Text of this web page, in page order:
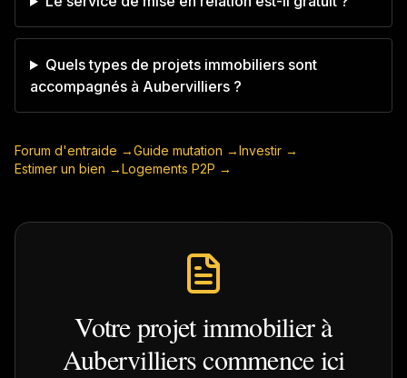
Quels types de projets immobiliers sont
accompagnés à Aubervilliers ?
Forum d'entraide →Guide mutation →Investir →
Estimer un bien →Logements P2P →
Votre projet immobilier à
Aubervillierscommence ici